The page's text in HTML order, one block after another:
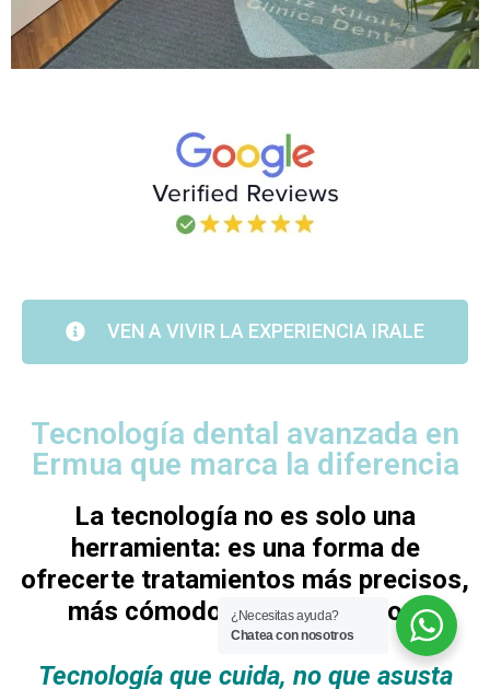
VEN A VIVIR LA EXPERIENCIA IRALE
Tecnología dental avanzada en
Ermua que marca la diferencia
La tecnología no es solo una
herramienta: es una forma de
ofrecerte tratamientos más precisos,
más cómodos y más seguros.
Tecnología que cuida, no que asusta
¿Necesitas ayuda?
Chatea con nosotros